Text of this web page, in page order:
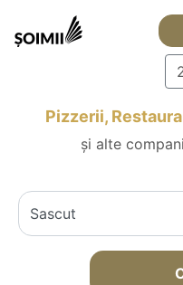
Pizzerii,
și alte